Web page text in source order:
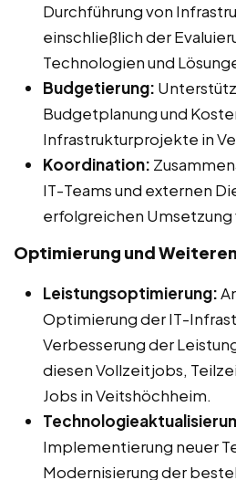
Durchführung von
einschließlich der
Technologien und
Budgetierung:
Budgetplanung und
Infrastrukturprojekte in
Koordination:
IT-Teams und externen
erfolgreichen Umsetzung
Optimierung und
Leistungsoptimierung:
Optimierung der IT-
Verbesserung der
diesen Vollzeitjobs,
Jobs in Veitshöchheim.
Implementierung neuer
Modernisierung der